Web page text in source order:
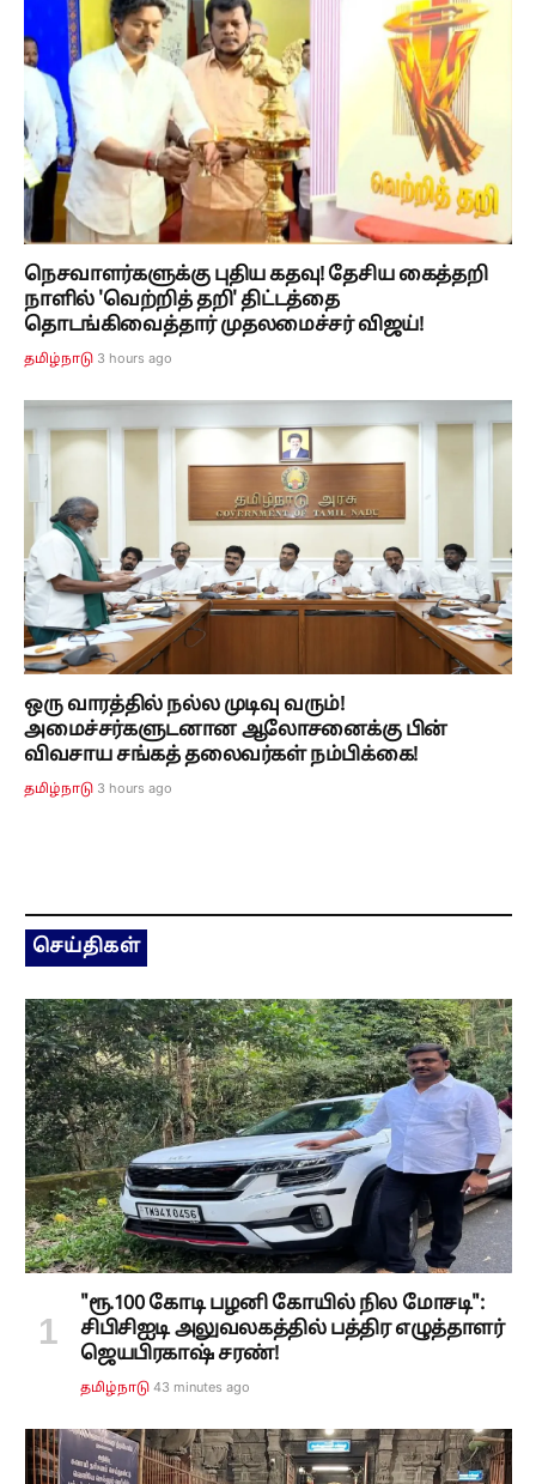
நெசவாளர்களுக்கு புதிய கதவு! தேசிய கைத்தறி
நாளில் 'வெற்றித் தறி' திட்டத்தை
தொடங்கிவைத்தார் முதலமைச்சர் விஜய்!
தமிழ்நாடு 3 hours ago
ஒரு வாரத்தில் நல்ல முடிவு வரும்!
அமைச்சர்களுடனான ஆலோசனைக்கு பின்
விவசாய சங்கத் தலைவர்கள் நம்பிக்கை!
தமிழ்நாடு 3 hours ago
செய்திகள்
"ரூ.100 கோடி பழனி கோயில் நில மோசடி":
சிபிசிஐடி அலுவலகத்தில் பத்திர எழுத்தாளர்
ஜெயபிரகாஷ் சரண்!
தமிழ்நாடு 43 minutes ago